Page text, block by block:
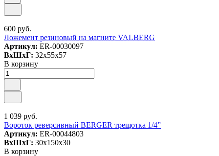
600 руб.
Ложемент резиновый на магните VALBERG
Артикул: ER-00030097
ВxШxГ: 32x55x57
В корзину
1 039 руб.
Вороток реверсивный BERGER трещотка 1/4”
Артикул: ER-00044803
ВxШxГ: 30x150x30
В корзину